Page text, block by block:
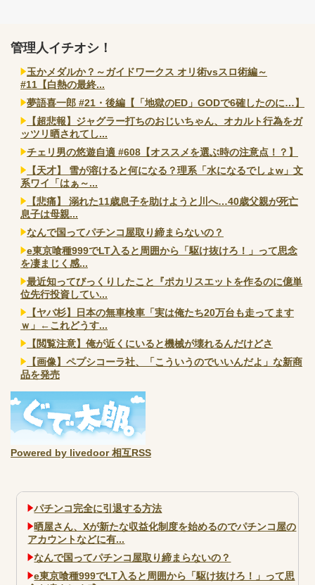
管理人イチオシ！
玉かメダルか？～ガイドワークス オリ術vsスロ術編～
#11【白熱の最終...
夢語喜一郎 #21・後編【「地獄のED」GODで6確したのに…】
【超悲報】ジャグラー打ちのおじいちゃん、オカルト行為をガ
ッツリ晒されてし...
チェリ男の悠遊自適 #608【オススメを選ぶ時の注意点！？】
【天才】 雪が溶けると何になる？理系「水になるでしょw」文
系ワイ「はぁ～...
【悲痛】 溺れた11歳息子を助けようと川へ…40歳父親が死亡
息子は母親...
なんで国ってパチンコ屋取り締まらないの？
e東京喰種999でLT入ると周囲から「駆け抜けろ！」って思念
を凄まじく感...
最近知ってびっくりしたこと『ポカリスエットを作るのに億単
位先行投資してい...
【ヤバ杉】日本の無車検車「実は俺たち20万台も走ってます
ｗ」←これどうす...
【閲覧注意】俺が近くにいると機械が壊れるんだけどさ
【画像】ペプシコーラ社、「こういうのでいいんだよ」な新商
品を発売
Powered by livedoor 相互RSS
パチンコ完全に引退する方法
晒屋さん、Xが新たな収益化制度を始めるのでパチンコ屋の
アカウントなどに有...
なんで国ってパチンコ屋取り締まらないの？
e東京喰種999でLT入ると周囲から「駆け抜けろ！」って思